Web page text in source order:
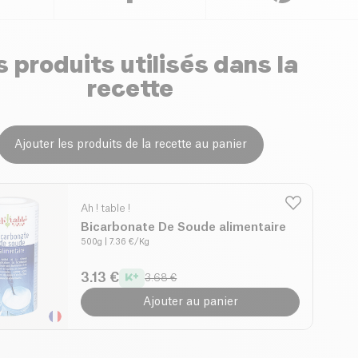
produits utilisés dans la
recette
Ajouter les produits de la recette au panier
Ah ! table !
Bicarbonate De Soude alimentaire
500g | 7.36 €/Kg
3.13 € 3.68 €
Ajouter au panier